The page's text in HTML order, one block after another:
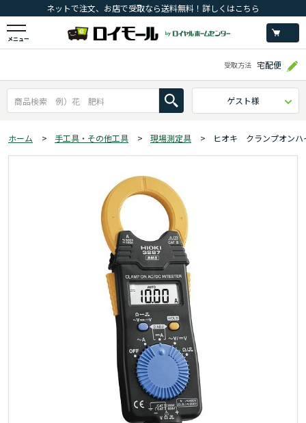
ネットで注文、お店で受取なら送料無料！詳しくはこちら
メニュー
受取方法 宅配便
ゲスト様
ホーム > 手工具・その他工具 > 現場測定具 > ヒオキ クランプオン